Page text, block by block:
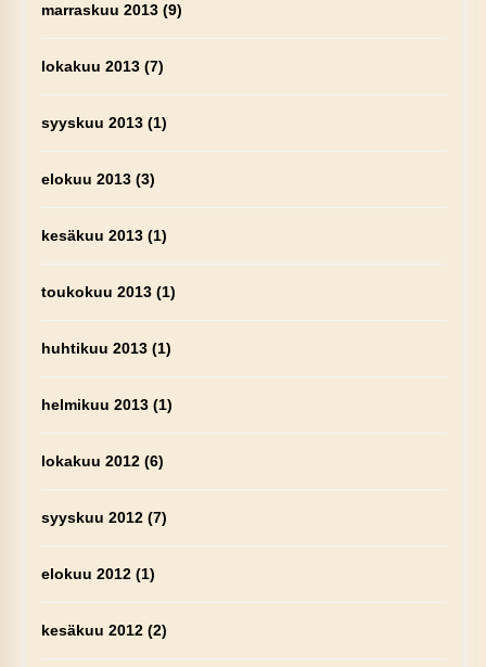
marraskuu 2013(9)
lokakuu 2013(7)
syyskuu 2013(1)
elokuu 2013(3)
kesäkuu 2013(1)
toukokuu 2013(1)
huhtikuu 2013(1)
helmikuu 2013(1)
lokakuu 2012(6)
syyskuu 2012(7)
elokuu 2012(1)
kesäkuu 2012(2)